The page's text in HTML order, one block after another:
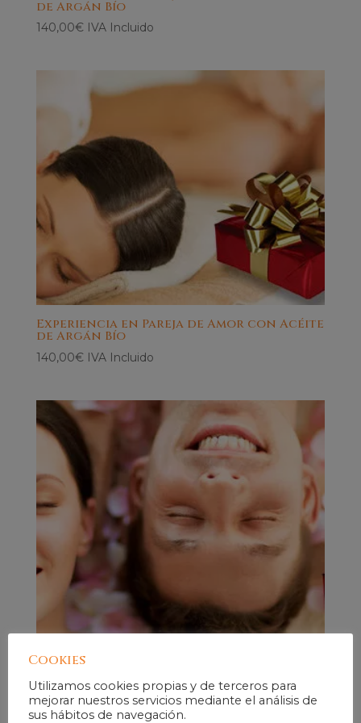
de Argán Bío
140,00€ IVA Incluido
Experiencia en Pareja de Amor con Acéite
de Argán Bío
140,00€ IVA Incluido
Experiencia en Pareja de Amor con Velas
Cookies
Utilizamos cookies propias y de terceros para
mejorar nuestros servicios mediante el análisis de
sus hábitos de navegación.